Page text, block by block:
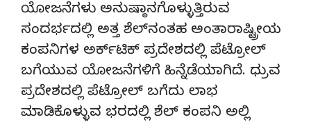
ಯೋಜನೆಗಳು ಅನುಷ್ಠಾನಗೊಳ್ಳುತ್ತಿರುವ
ಸಂದರ್ಭದಲ್ಲಿ ಅತ್ತ ಶೆಲ್‌ನಂತಹ ಅಂತಾರಾಷ್ಟ್ರೀಯ
ಕಂಪನಿಗಳ ಅರ್ಕ್‌ಟಿಕ್ ಪ್ರದೇಶದಲ್ಲಿ ಪೆಟ್ರೋಲ್
ಬಗೆಯುವ ಯೋಜನೆಗಳಿಗೆ ಹಿನ್ನೆಡೆಯಾಗಿದೆ. ಧ್ರುವ
ಪ್ರದೇಶದಲ್ಲಿ ಪೆಟ್ರೋಲ್ ಬಗೆದು ಲಾಭ
ಮಾಡಿಕೊಳ್ಳುವ ಭರದಲ್ಲಿ ಶೆಲ್ ಕಂಪನಿ ಅಲ್ಲಿ